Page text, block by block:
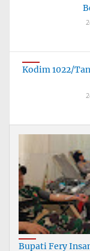
Kodim 1022/
Bupati Fery